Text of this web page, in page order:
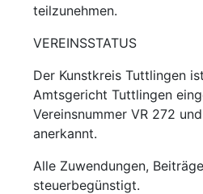
teilzunehmen.
VEREINSSTATUS
Der Kunstkreis Tuttlingen
Amtsgericht Tuttlingen
Vereinsnummer VR 272
anerkannt.
Alle Zuwendungen,
steuerbegünstigt.